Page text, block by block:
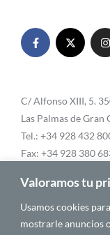
Valoramos tu
Usamos cookies
mostrarle anuncios
C/ Alfonso XIII, 5.
Las Palmas de Gran
Tel.: +34 928 432
Fax: +34 928 380